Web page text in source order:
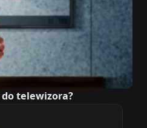
do telewizora?